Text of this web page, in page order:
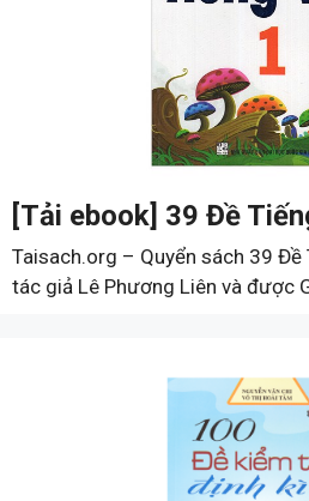
[Tải ebook] 39 Đề
Taisach.org – Quyển sách 39
tác giả Lê Phương Liên và được